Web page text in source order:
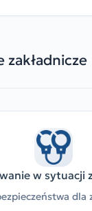
zakładnicze
w sytuacji
dla